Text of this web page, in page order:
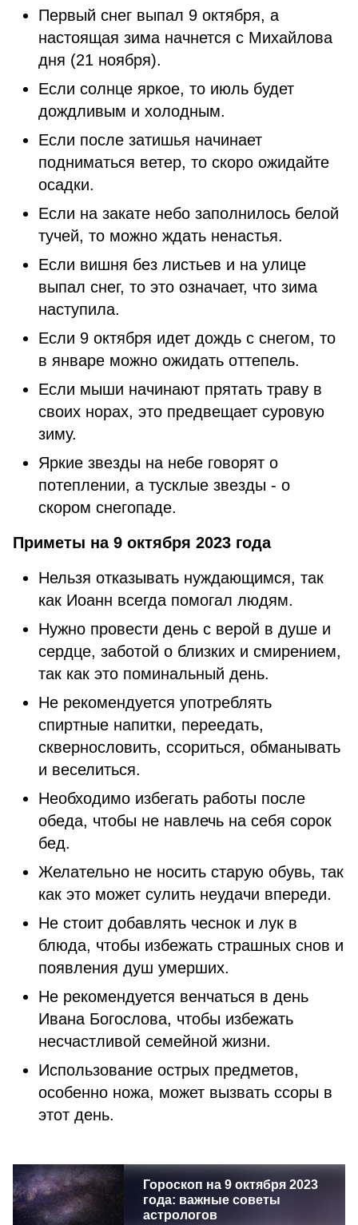
Первый снег выпал 9 октября, а
настоящая зима начнется с Михайлова
дня (21 ноября).
Если солнце яркое, то июль будет
дождливым и холодным.
Если после затишья начинает
подниматься ветер, то скоро ожидайте
осадки.
Если на закате небо заполнилось белой
тучей, то можно ждать ненастья.
Если вишня без листьев и на улице
выпал снег, то это означает, что зима
наступила.
Если 9 октября идет дождь с снегом, то
в январе можно ожидать оттепель.
Если мыши начинают прятать траву в
своих норах, это предвещает суровую
зиму.
Яркие звезды на небе говорят о
потеплении, а тусклые звезды - о
скором снегопаде.
Приметы на 9 октября 2023 года
Нельзя отказывать нуждающимся, так
как Иоанн всегда помогал людям.
Нужно провести день с верой в душе и
сердце, заботой о близких и смирением,
так как это поминальный день.
Не рекомендуется употреблять
спиртные напитки, переедать,
сквернословить, ссориться, обманывать
и веселиться.
Необходимо избегать работы после
обеда, чтобы не навлечь на себя сорок
бед.
Желательно не носить старую обувь, так
как это может сулить неудачи впереди.
Не стоит добавлять чеснок и лук в
блюда, чтобы избежать страшных снов и
появления душ умерших.
Не рекомендуется венчаться в день
Ивана Богослова, чтобы избежать
несчастливой семейной жизни.
Использование острых предметов,
особенно ножа, может вызвать ссоры в
этот день.
Гороскоп на 9 октября 2023
года: важные советы
астрологов